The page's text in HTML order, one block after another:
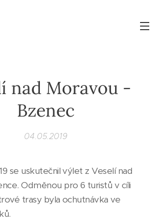
nad Moravou -
Bzenec
04.05.2019
se uskutečnil výlet z Veselí nad
Odměnou pro 6 turistů v cíli
trasy byla ochutnávka ve